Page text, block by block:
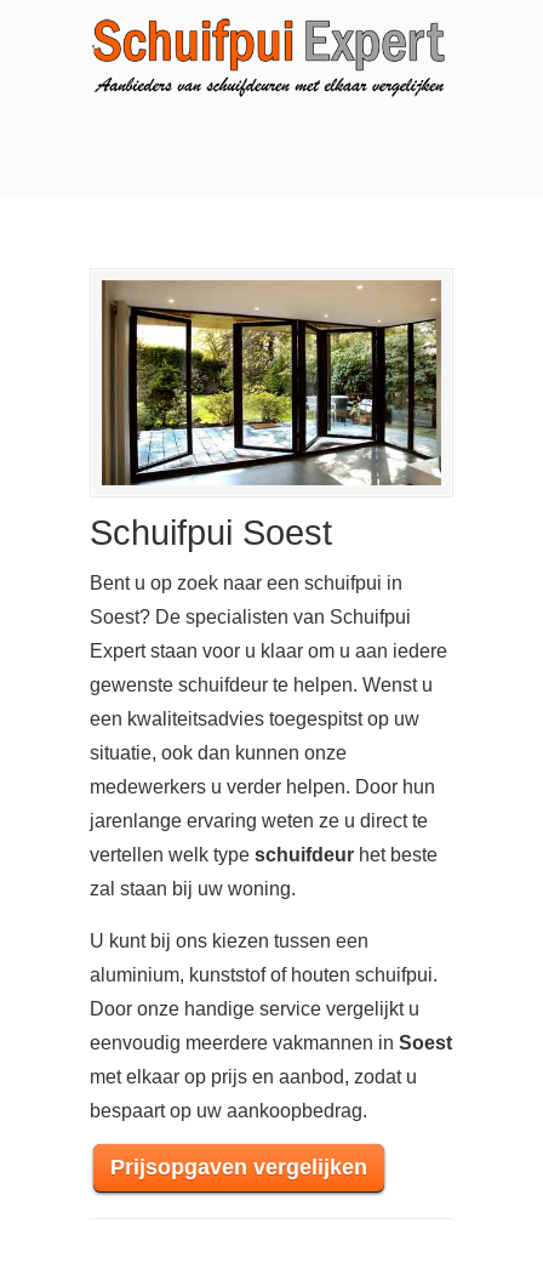
Schuifpui Soest
Bent u op zoek naar een schuifpui in
Soest? De specialisten van Schuifpui
Expert staan voor u klaar om u aan iedere
gewenste schuifdeur te helpen. Wenst u
een kwaliteitsadvies toegespitst op uw
situatie, ook dan kunnen onze
medewerkers u verder helpen. Door hun
jarenlange ervaring weten ze u direct te
vertellen welk type schuifdeur het beste
zal staan bij uw woning.
U kunt bij ons kiezen tussen een
aluminium, kunststof of houten schuifpui.
Door onze handige service vergelijkt u
eenvoudig meerdere vakmannen in Soest
met elkaar op prijs en aanbod, zodat u
bespaart op uw aankoopbedrag.
Prijsopgaven vergelijken